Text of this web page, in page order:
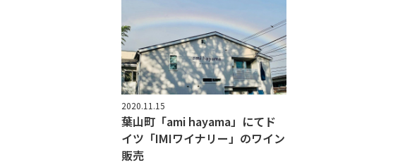
2020.11.15
葉山町「ami hayama」にてド
イツ「IMIワイナリー」のワイン
販売